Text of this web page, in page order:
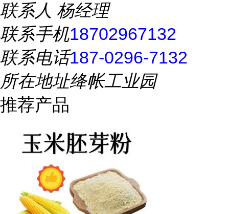
联系人 杨经理
联系手机18702967132
联系电话187-0296-7132
所在地址绛帐工业园
推荐产品